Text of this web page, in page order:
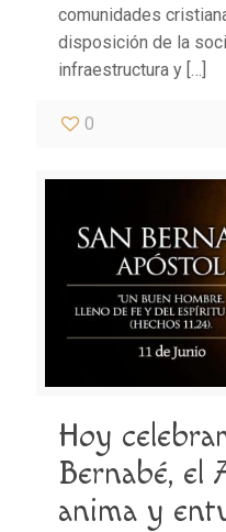
comunidades
disposición de la
infraestructura y […]
0
Hoy
Bernabé, el
anima y